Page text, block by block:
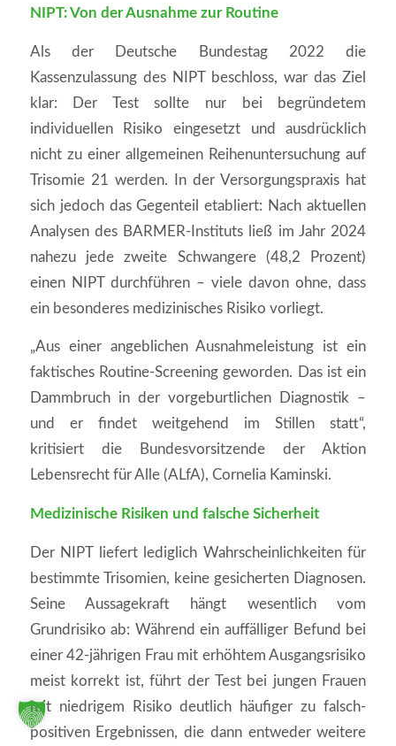
NIPT: Von der Ausnahme zur Routine
Als der Deutsche Bundestag 2022 die
Kassenzulassung des NIPT beschloss, war das Ziel
klar: Der Test sollte nur bei begründetem
individuellen Risiko eingesetzt und ausdrücklich
nicht zu einer allgemeinen Reihenuntersuchung auf
Trisomie 21 werden. In der Versorgungspraxis hat
sich jedoch das Gegenteil etabliert: Nach aktuellen
Analysen des BARMER-Instituts ließ im Jahr 2024
nahezu jede zweite Schwangere (48,2 Prozent)
einen NIPT durchführen – viele davon ohne, dass
ein besonderes medizinisches Risiko vorliegt.
„Aus einer angeblichen Ausnahmeleistung ist ein
faktisches Routine-Screening geworden. Das ist ein
Dammbruch in der vorgeburtlichen Diagnostik –
und er findet weitgehend im Stillen statt“,
kritisiert die Bundesvorsitzende der Aktion
Lebensrecht für Alle (ALfA), Cornelia Kaminski.
Medizinische Risiken und falsche Sicherheit
Der NIPT liefert lediglich Wahrscheinlichkeiten für
bestimmte Trisomien, keine gesicherten Diagnosen.
Seine Aussagekraft hängt wesentlich vom
Grundrisiko ab: Während ein auffälliger Befund bei
einer 42-jährigen Frau mit erhöhtem Ausgangsrisiko
meist korrekt ist, führt der Test bei jungen Frauen
mit niedrigem Risiko deutlich häufiger zu falsch-
positiven Ergebnissen, die dann entweder weitere